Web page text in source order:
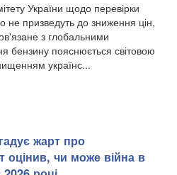
України щодо перевірки
не призведуть до зниження цін,
з глобальними
бензину пояснюється світовою
українс...
жарт про
оцінив, чи може війна в